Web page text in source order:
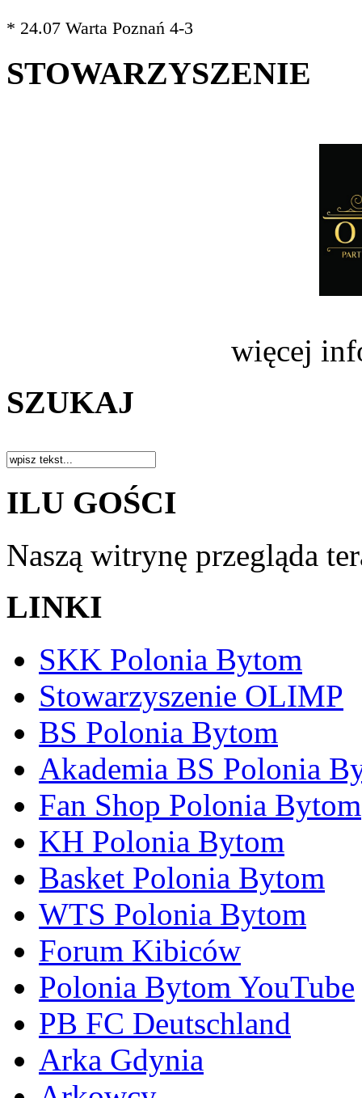
* 24.07 Warta Poznań 4-3
STOWARZYSZENIE
więcej
SZUKAJ
ILU GOŚCI
Naszą witrynę przegląda
LINKI
SKK Polonia Bytom
Stowarzyszenie OLIMP
BS Polonia Bytom
Akademia BS Polonia
Fan Shop Polonia Bytom
KH Polonia Bytom
Basket Polonia Bytom
WTS Polonia Bytom
Forum Kibiców
Polonia Bytom YouTube
PB FC Deutschland
Arka Gdynia